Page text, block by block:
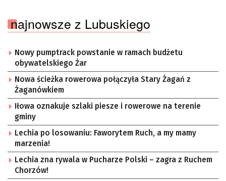
najnowsze z Lubuskiego
Nowy pumptrack powstanie w ramach budżetu
obywatelskiego Żar
Nowa ścieżka rowerowa połączyła Stary Żagań z
Żaganówkiem
Iłowa oznakuje szlaki piesze i rowerowe na terenie
gminy
Lechia po losowaniu: Faworytem Ruch, a my mamy
marzenia!
Lechia zna rywala w Pucharze Polski – zagra z Ruchem
Chorzów!